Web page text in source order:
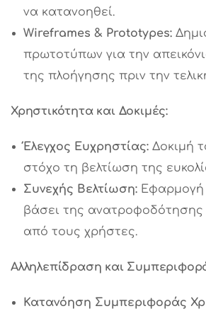
να κατανοηθεί.
Wireframes & Prototypes:
πρωτοτύπων για την
της πλοήγησης πριν την
Χρηστικότητα και Δοκιμές:
Έλεγχος Ευχρηστίας: Δοκιμή
στόχο τη βελτίωση της
Συνεχής Βελτίωση: Εφαρμογή
βάσει της ανατροφοδότησης
από τους χρήστες.
Αλληλεπίδραση και
Κατανόηση Συμπεριφοράς